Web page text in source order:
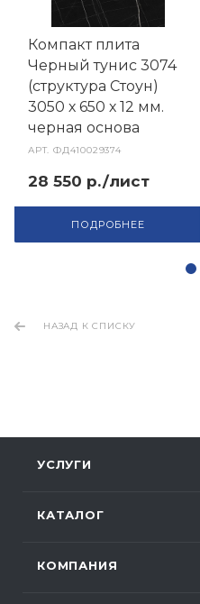
Компакт плита
Черный тунис 3074
(структура Стоун)
3050 х 650 х 12 мм.
черная основа
АРТ.ФД410029374
28 550 р./лист
ПОДРОБНЕЕ
НАЗАД К СПИСКУ
УСЛУГИ
КАТАЛОГ
КОМПАНИЯ